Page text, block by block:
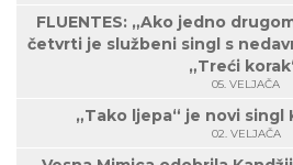
FLUENTES: „Ako jedno
četvrti je službeni singl s
„Treći
05. VELJAČA
„Tako ljepa“ je novi singl
02. VELJAČA